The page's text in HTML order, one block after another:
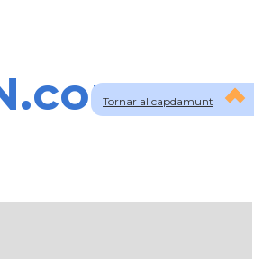
Tornar al capdamunt